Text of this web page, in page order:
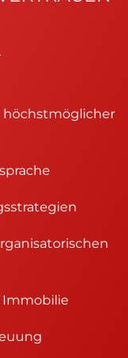
höchstmöglicher
Immobilie